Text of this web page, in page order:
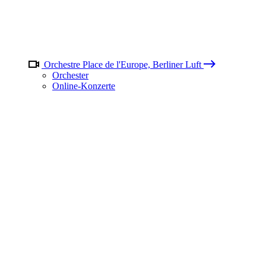
Orchestre Place de l'Europe, Berliner Luft
Orchester
Online-Konzerte